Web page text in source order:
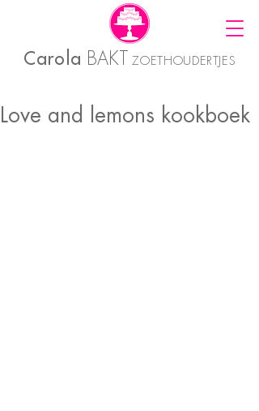
Carola BAKT ZOETHOUDERTJES
Love and lemons kookboek